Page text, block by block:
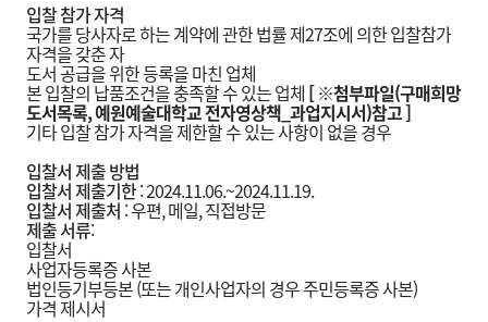
입찰 참가 자격
국가를 당사자로 하는 계약에 관한 법률 제27조에 의한 입찰참가
자격을 갖춘 자
도서 공급을 위한 등록을 마친 업체
본 입찰의 납품조건을 충족할 수 있는 업체 [ ※첨부파일(구매희망
도서목록, 예원예술대학교 전자영상책_과업지시서)참고 ]
기타 입찰 참가 자격을 제한할 수 있는 사항이 없을 경우
입찰서 제출 방법
입찰서 제출기한: 2024.11.06.~2024.11.19.
입찰서 제출처 : 우편, 메일, 직접방문
제출 서류:
입찰서
사업자등록증 사본
법인등기부등본 (또는 개인사업자의 경우 주민등록증 사본)
가격 제시서